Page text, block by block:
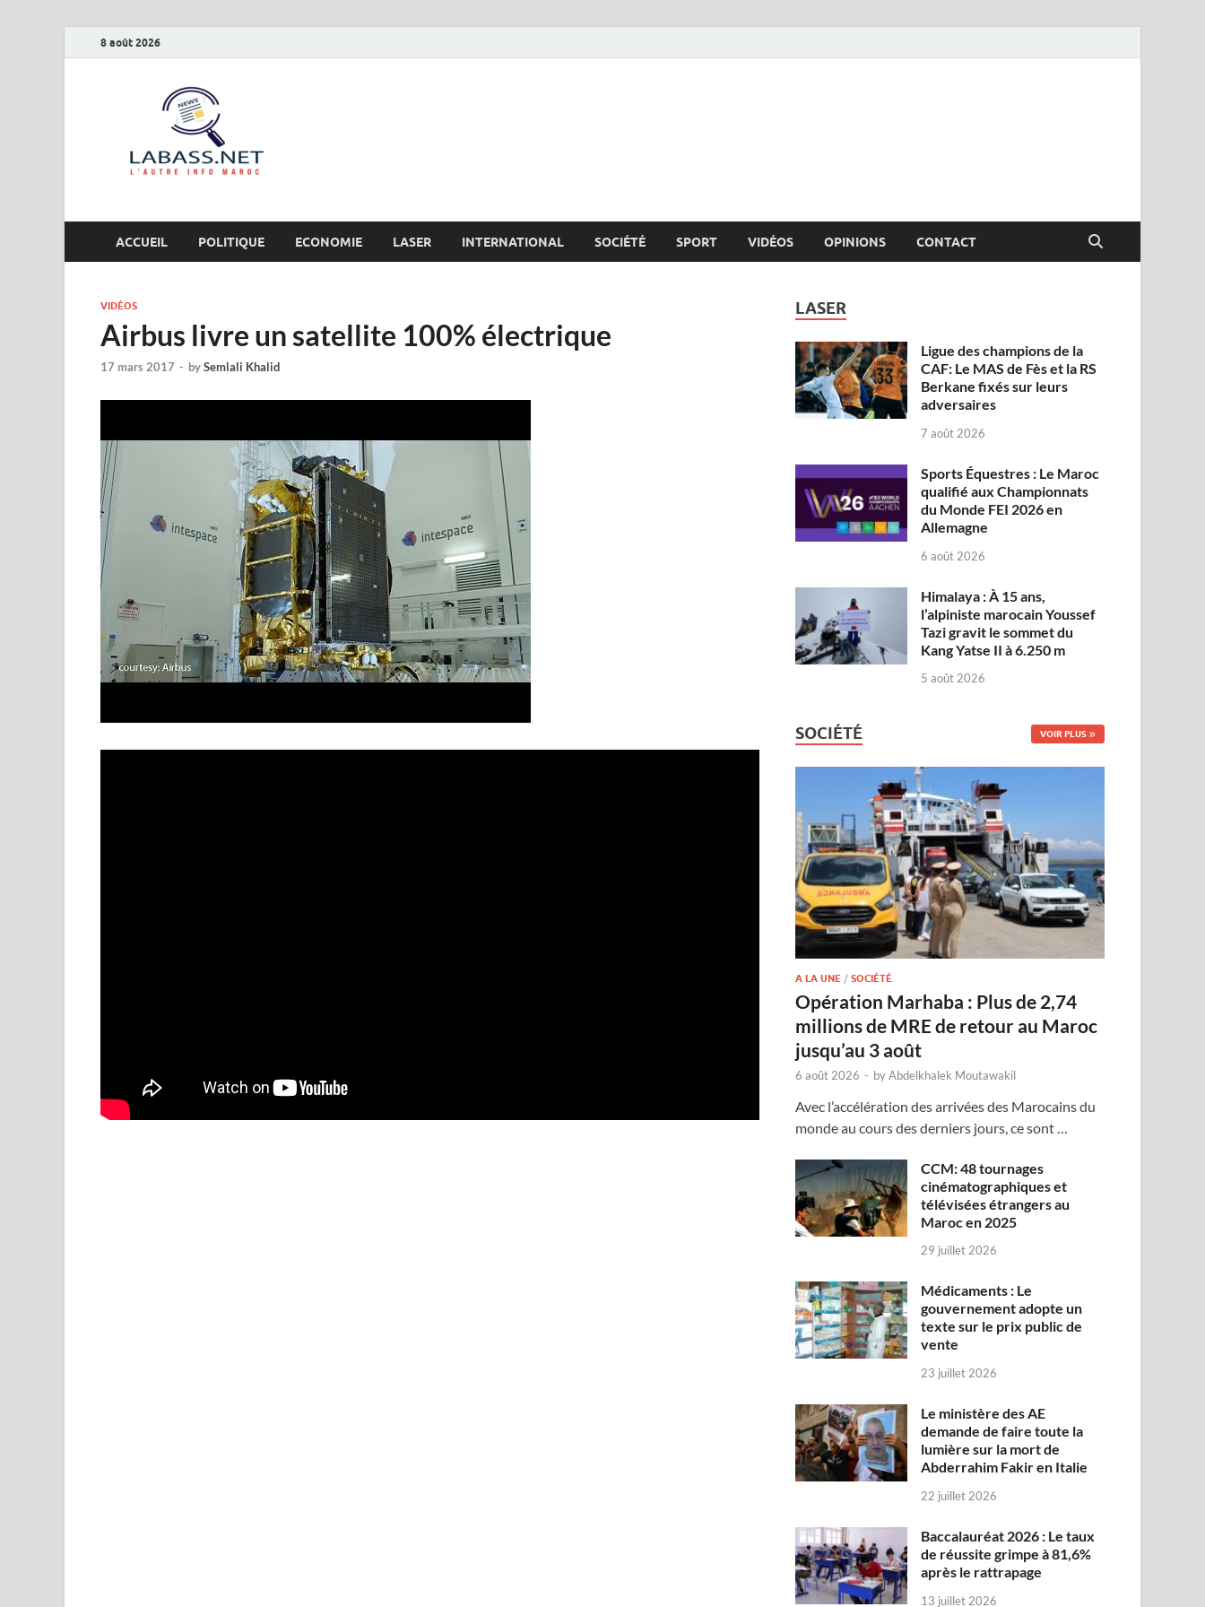
8 août 2026
ACCUEIL POLITIQUE ECONOMIE LASER INTERNATIONAL SOCIÉTÉ SPORT VIDÉOS OPINIONS CONTACT
VIDÉOS
Airbus livre un satellite 100% électrique
17 mars 2017 - bySemlali Khalid
LASER
Ligue des champions de la
CAF: Le MAS de Fès et la RS
Berkane fixés sur leurs
adversaires
7 août 2026
Sports Équestres : Le Maroc
qualifié aux Championnats
du Monde FEI 2026 en
Allemagne
6 août 2026
Himalaya : À 15 ans,
l’alpiniste marocain Youssef
Tazi gravit le sommet du
Kang Yatse II à 6.250 m
5 août 2026
SOCIÉTÉ VOIR PLUS
A LA UNE /SOCIÉTÉ
Opération Marhaba : Plus de 2,74
millions de MRE de retour au Maroc
jusqu’au 3 août
6 août 2026 - byAbdelkhalek Moutawakil
Avec l’accélération des arrivées des Marocains du
monde au cours des derniers jours, ce sont …
CCM: 48 tournages
cinématographiques et
télévisées étrangers au
Maroc en 2025
29 juillet 2026
Médicaments : Le
gouvernement adopte un
texte sur le prix public de
vente
23 juillet 2026
Le ministère des AE
demande de faire toute la
lumière sur la mort de
Abderrahim Fakir en Italie
22 juillet 2026
Baccalauréat 2026 : Le taux
de réussite grimpe à 81,6%
après le rattrapage
13 juillet 2026